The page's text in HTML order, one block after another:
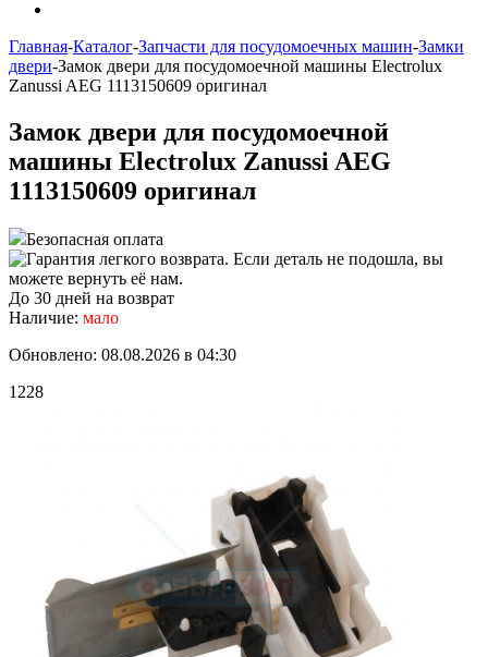
Главная-Каталог-Запчасти для посудомоечных машин-Замки
двери-Замок двери для посудомоечной машины Electrolux
Zanussi AEG 1113150609 оригинал
Замок двери для посудомоечной
машины Electrolux Zanussi AEG
1113150609 оригинал
Безопасная оплата
До 30 дней на возврат
Наличие: мало
Обновлено: 08.08.2026 в 04:30
1228